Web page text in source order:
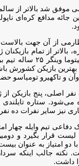
موفق شد بالاتر از
جائه مدافع کره‌ای
از آن جهت بالاست
بالاتر از تمام
گرفته است. کائورو
بازیکن کشورش
و تاکهیرو تومیاسو
اصلی، پنج بازیکن از
می‌شود. ستاره تایلندی
نیز سایر نفرات ده
دفاعی تیم وایله چهار
قرار بگیرد و
دو امتیاز به عنوان
نکته جالب اینکه
داشت.